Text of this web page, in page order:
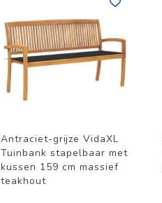
Antraciet-grijze VidaXL
Tuinbank stapelbaar met
kussen 159 cm massief
teakhout